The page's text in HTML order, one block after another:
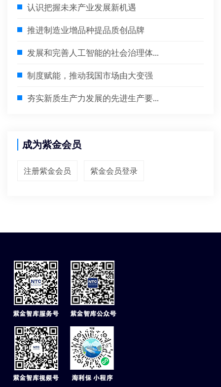
认识把握未来产业发展新机遇
推进制造业增品种提品质创品牌
发展和完善人工智能的社会治理体...
制度赋能，推动我国市场由大变强
夯实新质生产力发展的先进生产要...
成为紫金会员
注册紫金会员 紫金会员登录